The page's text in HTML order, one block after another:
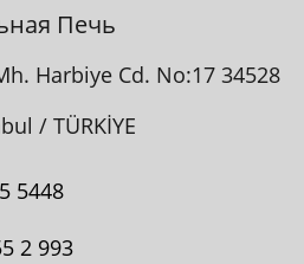
Печь
Harbiye Cd. No:17 34528
/ TÜRKİYE
5448
2 993